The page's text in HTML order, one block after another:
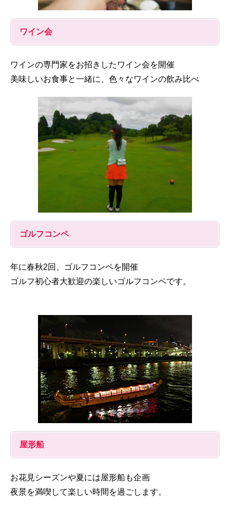
ワイン会
ワインの専門家をお招きしたワイン会を開催
美味しいお食事と一緒に、色々なワインの飲み比べ
ゴルフコンペ
年に春秋2回、ゴルフコンペを開催
ゴルフ初心者大歓迎の楽しいゴルフコンペです。
屋形船
お花見シーズンや夏には屋形船も企画
夜景を満喫して楽しい時間を過ごします。